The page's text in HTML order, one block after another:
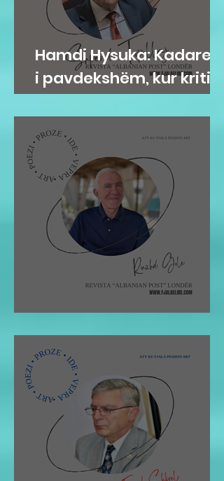
Hamdi Hysuka: Kadareja
i pavdekshëm, kur kritika
i jep formë kujtesës
Ruzhdi Gole: VIZITA IME